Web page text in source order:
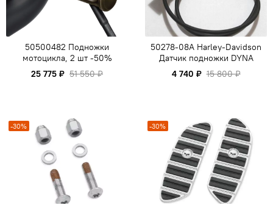
50500482 Подножки
мотоцикла, 2 шт -50%
25 775 ₽ 51 550 ₽
50278-08A Harley-Davidson
Датчик подножки DYNA
4 740 ₽ 15 800 ₽
-30% -30%